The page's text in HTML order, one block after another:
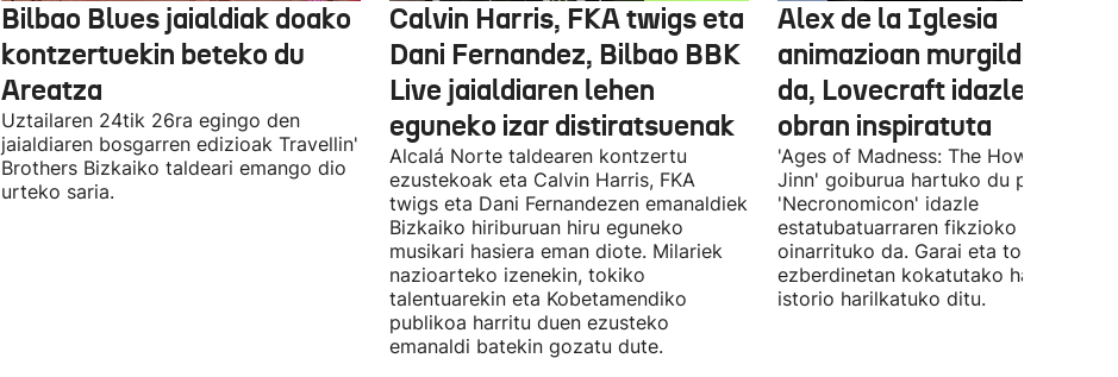
Bilbao Blues jaialdiak doako
kontzertuekin beteko du
Areatza
Uztailaren 24tik 26ra egingo den
jaialdiaren bosgarren edizioak Travellin'
Brothers Bizkaiko taldeari emango dio
urteko saria.
Calvin Harris, FKA twigs eta
Dani Fernandez, Bilbao BBK
Live jaialdiaren lehen
eguneko izar distiratsuenak
Alcalá Norte taldearen kontzertu
ezustekoak eta Calvin Harris, FKA
twigs eta Dani Fernandezen emanaldiek
Bizkaiko hiriburuan hiru eguneko
musikari hasiera eman diote. Milariek
nazioarteko izenekin, tokiko
talentuarekin eta Kobetamendiko
publikoa harritu duen ezusteko
emanaldi batekin gozatu dute.
Alex de la Iglesia
animazioan murgilduko
da, Lovecraft idazlearen
obran inspiratuta
'Ages of Madness: The Howling of
Jinn' goiburua hartuko du pelikulak,
'Necronomicon' idazle
estatubatuarraren fikzioko liburuan
oinarrituko da. Garai eta toki
ezberdinetan kokatutako hainbat
istorio harilkatuko ditu.